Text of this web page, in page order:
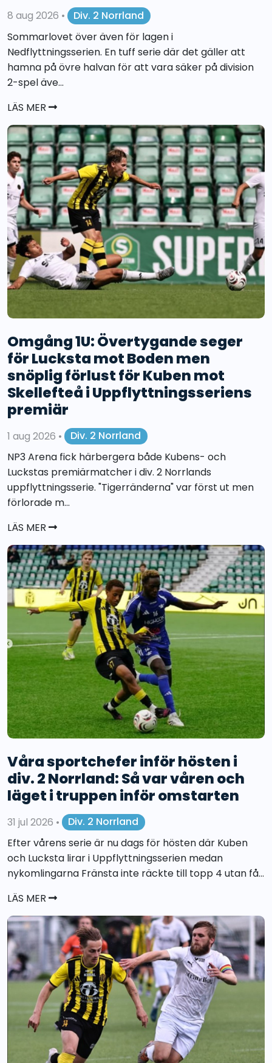
8 aug 2026 •
Div. 2 Norrland
Sommarlovet över även för lagen i
Nedflyttningsserien. En tuff serie där det gäller att
hamna på övre halvan för att vara säker på division
2-spel äve...
LÄS MER
Omgång 1U: Övertygande seger
för Lucksta mot Boden men
snöplig förlust för Kuben mot
Skellefteå i Uppflyttningsseriens
premiär
1 aug 2026 •
Div. 2 Norrland
NP3 Arena fick härbergera både Kubens- och
Luckstas premiärmatcher i div. 2 Norrlands
uppflyttningsserie. "Tigerränderna" var först ut men
förlorade m...
LÄS MER
Våra sportchefer inför hösten i
div. 2 Norrland: Så var våren och
läget i truppen inför omstarten
31 jul 2026 •
Div. 2 Norrland
Efter vårens serie är nu dags för hösten där Kuben
och Lucksta lirar i Uppflyttningsserien medan
nykomlingarna Fränsta inte räckte till topp 4 utan få...
LÄS MER